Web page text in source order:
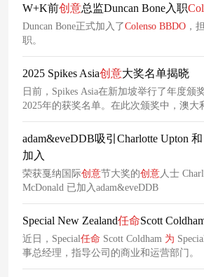
W+K前创意总监Duncan Bone入职
Duncan Bone正式加入了Colenso BBDO ，
职。
2025 Spikes Asia创意大奖名单揭晓
日前，Spikes Asia在新加坡举行了年度颁
2025年的获奖名单。在此次颁奖中，澳大
理机构各揽获五项大奖，新西兰地区则以
整体来看，所有的获奖项目都充分展现出
卓越的战略眼光以及对受众的深刻洞察。
adam&eveDDB吸引Charlotte Upton
加入
荣获戛纳国际创意节大奖的创意 人士
McDonald 已加入adam&eveDDB
Special New Zealand任命Scott
近日，Special任命 Scott Coldham 为
事总经理，指导公司的商业和运营部门。